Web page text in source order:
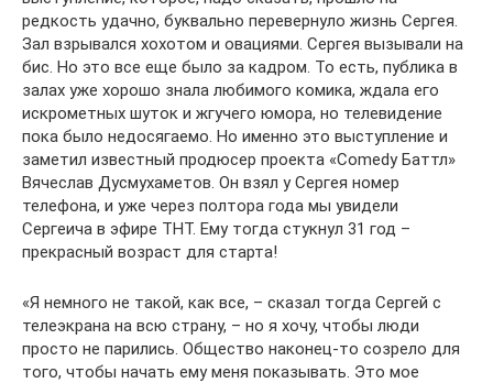
редкость удачно, буквально перевернуло жизнь Сергея.
Зал взрывался хохотом и овациями. Сергея вызывали на
бис. Но это все еще было за кадром. То есть, публика в
залах уже хорошо знала любимого комика, ждала его
искрометных шуток и жгучего юмора, но телевидение
пока было недосягаемо. Но именно это выступление и
заметил известный продюсер проекта «Comedy Баттл»
Вячеслав Дусмухаметов. Он взял у Сергея номер
телефона, и уже через полтора года мы увидели
Сергеича в эфире ТНТ. Ему тогда стукнул 31 год –
прекрасный возраст для старта!
«Я немного не такой, как все, – сказал тогда Сергей с
телеэкрана на всю страну, – но я хочу, чтобы люди
просто не парились. Общество наконец-то созрело для
того, чтобы начать ему меня показывать. Это мое